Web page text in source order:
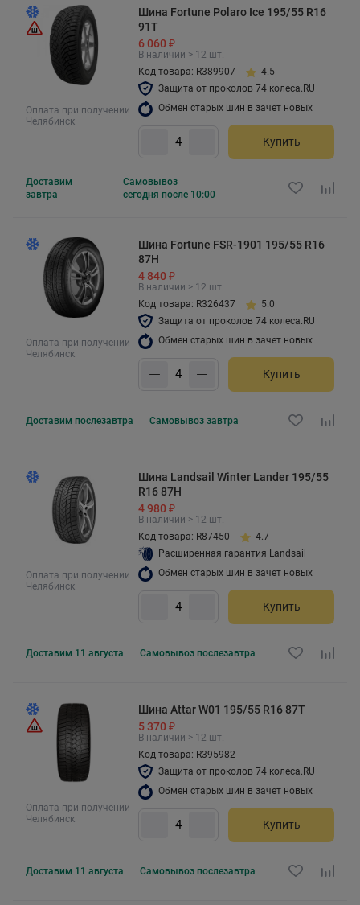
Оплата при получении
Челябинск
Шина Fortune Polaro Ice 195/55 R16
91T
6 060 ₽
В наличии > 12 шт.
Код товара: R389907
4.5
Защита от проколов 74 колеса.RU
Обмен старых шин в зачет новых
Купить
Доставим
завтра
Самовывоз
сегодня после 10:00
Оплата при получении
Челябинск
Шина Fortune FSR-1901 195/55 R16
87H
4 840 ₽
В наличии > 12 шт.
Код товара: R326437
5.0
Защита от проколов 74 колеса.RU
Обмен старых шин в зачет новых
Купить
Доставим послезавтра Самовывоз завтра
Оплата при получении
Челябинск
Шина Landsail Winter Lander 195/55
R16 87H
4 980 ₽
В наличии > 12 шт.
Код товара: R87450
4.7
Расширенная гарантия Landsail
Обмен старых шин в зачет новых
Купить
Доставим 11 августа Самовывоз послезавтра
Оплата при получении
Челябинск
Шина Attar W01 195/55 R16 87T
5 370 ₽
В наличии > 12 шт.
Код товара: R395982
Защита от проколов 74 колеса.RU
Обмен старых шин в зачет новых
Купить
Доставим 11 августа Самовывоз послезавтра